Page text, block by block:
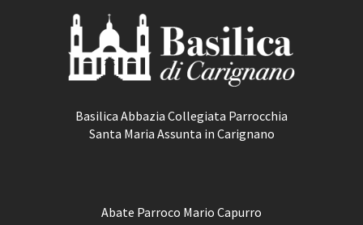
Basilica Abbazia Collegiata Parrocchia
Santa Maria Assunta in Carignano
Abate Parroco Mario Capurro